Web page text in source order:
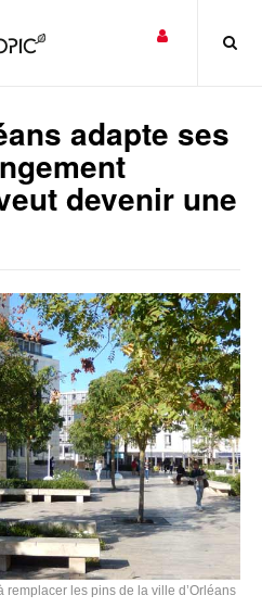
adapte ses
devenir une
remplacer les pins de la ville d’Orléans